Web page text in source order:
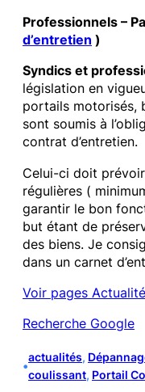
Professionnels –
d’entretien )
Syndics et
législation en
portails motorisés,
sont soumis à
contrat d’entretien.
Celui-ci doit
régulières (
garantir le bon
but étant de
des biens. Je
dans un carnet
Voir pages
Recherche Google
•
actualités,
coulissant, Portail